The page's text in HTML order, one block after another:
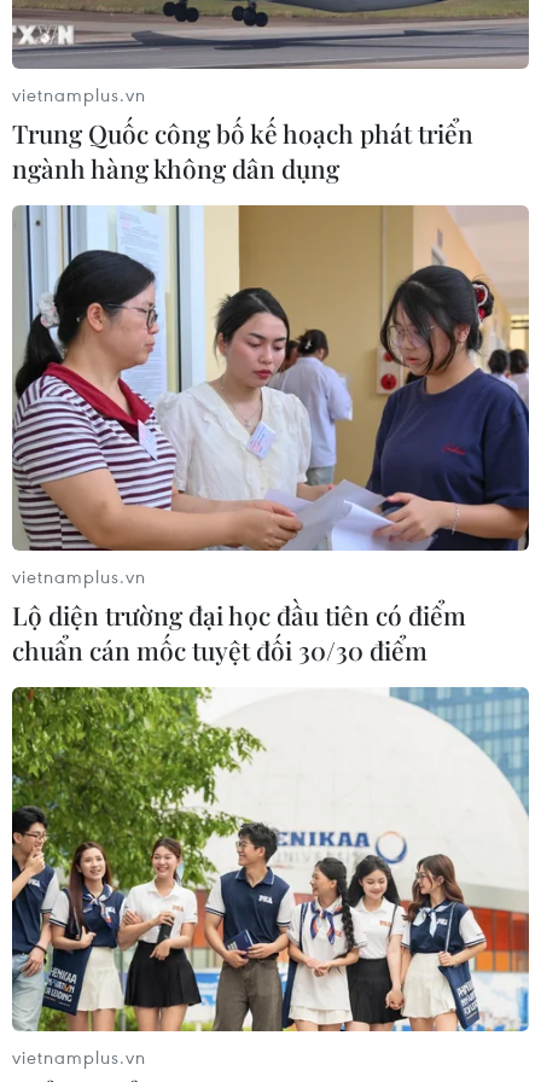
doanh nghiệp nhà nước mạnh và bài
toán giao nhiệm vụ
06/08/2026 00:56
Quy định chi tiết về thủ tục cấp phép
thành lập Sở giao dịch hàng hóa
05/08/2026 14:59
Foxconn đạt doanh thu cao kỷ lục
nhờ nhu cầu mạnh đối với AI
05/08/2026 13:41
Hãng Walt Disney ký thỏa thuận
chưa từng có tiền lệ với TikTok
Cảng hàng không Quảng Trị tăng
tốc, hướng tới mục tiêu khai thác
cuối năm 2026
05/08/2026 10:59
Thẻ tín dụng Cake 2in1: Cho phép
đặc quyền thiết kế của người dùng
05/08/2026 09:48
Nhà bán lẻ thời trang trực tuyến lớn
nhất châu Âu thu hẹp dự báo lợi
vietnamplus.vn
Trung Quốc công bố kế hoạch phát triển
ngành hàng không dân dụng
vietnamplus.vn
Lộ diện trường đại học đầu tiên có điểm
chuẩn cán mốc tuyệt đối 30/30 điểm
vietnamplus.vn